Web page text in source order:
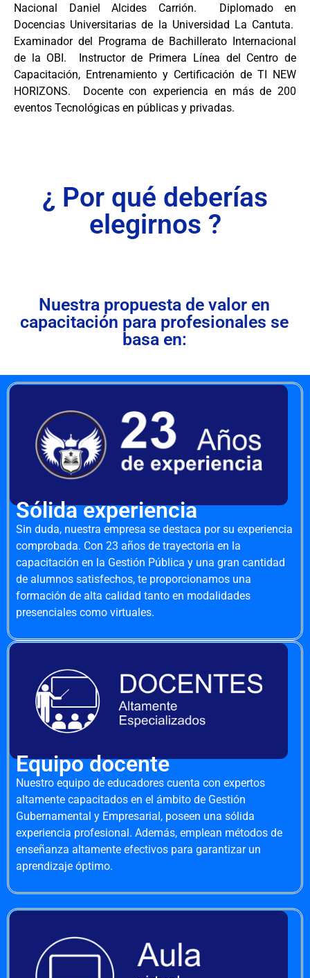
Nacional Daniel Alcides Carrión. Diplomado en
Docencias Universitarias de la Universidad La Cantuta.
Examinador del Programa de Bachillerato Internacional
de la OBI. Instructor de Primera Línea del Centro de
Capacitación, Entrenamiento y Certificación de TI NEW
HORIZONS. Docente con experiencia en más de 200
eventos Tecnológicas en públicas y privadas.
¿ Por qué deberías
elegirnos ?
Nuestra propuesta de valor en
capacitación para profesionales se
basa en:
Sólida experiencia
Sin duda, nuestra empresa se destaca por su experiencia
comprobada. Con 23 años de trayectoria en la
capacitación en la Gestión Pública y una gran cantidad
de alumnos satisfechos, te proporcionamos una
formación de alta calidad tanto en modalidades
presenciales como virtuales.
Equipo docente
Nuestro equipo de educadores cuenta con expertos
altamente capacitados en el ámbito de Gestión
Gubernamental y Empresarial, poseen una sólida
experiencia profesional. Además, emplean métodos de
enseñanza altamente efectivos para garantizar un
aprendizaje óptimo.